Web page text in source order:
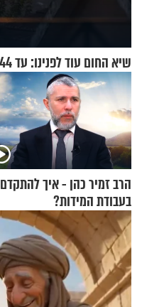
שיא החום עוד לפנינו: עד 44 מעלות ועומסי חום קיצוניים
הרב זמיר כהן - איך להתקדם
בעבודת המידות?